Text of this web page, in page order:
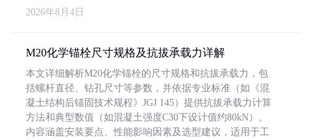
2026年8月4日
M20化学锚栓尺寸规格及抗拔承载力详解
本文详细解析M20化学锚栓的尺寸规格和抗拔承载力，包
括螺杆直径、钻孔尺寸等参数，并依据专业标准（如《混
凝土结构后锚固技术规程》JGJ 145）提供抗拔承载力计算
方法和典型数值（如混凝土强度C30下设计值约80kN）。
内容涵盖安装要点、性能影响因素及选型建议，适用于工